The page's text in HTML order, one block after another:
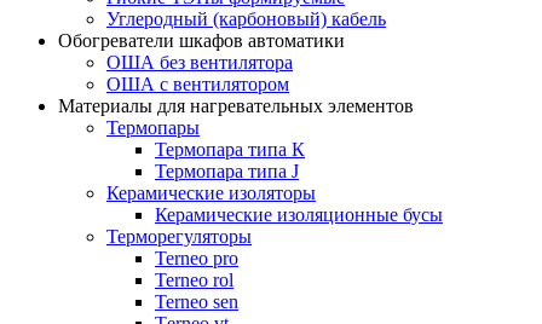
Углеродный (карбоновый) кабель
Обогреватели шкафов автоматики
ОША без вентилятора
ОША с вентилятором
Материалы для нагревательных элементов
Термопары
Термопара типа К
Термопара типа J
Керамические изоляторы
Керамические изоляционные бусы
Терморегуляторы
Terneo pro
Terneo rol
Terneo sen